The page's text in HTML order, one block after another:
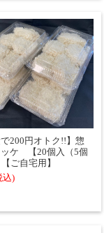
で200円オトク!!】惣
ケ 【20個入（5個
ご自宅用】
込)